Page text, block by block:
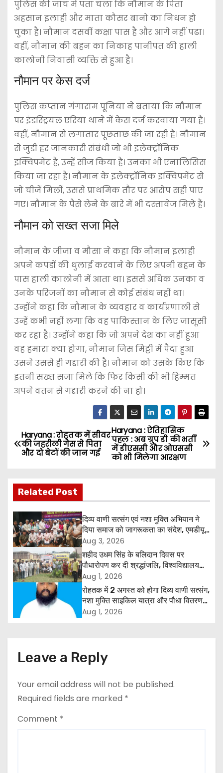
पुलिस की जांच में पता चला कि नौमान के पिता
अहसान इलाही और माता कौसर बानो का निधन हो
चुका है। नौमान दसवीं कक्षा पास है और आगे नहीं पढा।
वहीं, नौमान की बहन का निकाह पानीपत की हाली
कालोनी निवासी व्यक्ति से हुआ है।
नौमान पर केस दर्ज
पुलिस कप्तान गंगाराम पूनिया ने बताया कि नौमान
पर इंडस्ट्रियल एरिया थाने में केस दर्ज करवाया गया है।
वहीं, नौमान से लगातार पूछताछ की जा रही है। नौमान
से जुडी हर जानकारी संबंधी जो भी इलेक्ट्रॉनिक
इक्विपमेंट हैं, उन्हें सीज किया है। उनका भी एनालिसिस
किया जा रहा है। नौमान के इलेक्ट्रॉनिक इक्विपमेंट से
जो चीजें मिलीं, उससे प्राथमिक तौर पर आरोप सही पाए
गए। नौमान के पैसे लेने के बारे में भी दस्तावेज मिले हैं।
नौमान को सख्त सजा मिले
नौमान के जीजा व मौसा ने कहा कि नौमान इलाही
अपने कपडों की धुलाई करवाने के लिए अपनी बहन के
पास हाली कालोनी में आता था। इससे अधिक उनका व
उनके परिजनों का नौमान से कोई संबंध नहीं था।
उन्होंने कहा कि नौमान के व्यवहार व कार्यप्रणाली से
उन्हें कभी नहीं लगा कि वह पाकिस्तान के लिए जासूसी
कर रहा है। उन्होंने कहा कि जो अपने देश का नहीं हुआ
वह हमारा क्या होगा, नौमान जिस मिट्टी में पैदा हुआ
उसने उससे ही गद्दारी की है। नौमान को उसके किए कि
इतनी सख्त सजा मिले कि फिर किसी की भी हिम्मत
अपने वतन से गद्दारी करने की ना हो।
P
o
t
n
a
v
i
g
o
Haryana : ऐतिहासिक
पहल : अब ग्रुप डी की भर्ती
में डीएससी और ओएससी
को भी मिलेगा आरक्षण
Haryana : रोहतक में सीवर
की जहरीली गैस से पिता
और दो बेटों की जान गई
Related Post
दिव्य वाणी सत्संग एवं नशा मुक्ति अभियान ने
दिया समाज को जागरूकता का संदेश, एमडीयू
रोहतक में हजारों लोगों ने लिया संकल्प
Aug 3, 2026
शहीद उधम सिंह के बलिदान दिवस पर
पौधारोपण कर दी श्रद्धांजलि, विश्वविद्यालय
और राजपत्रित अवकाश बहाल करने की उठी
मांग
Aug 1, 2026
रोहतक में 2 अगस्त को होगा दिव्य वाणी सत्संग,
नशा मुक्ति साइकिल यात्रा और पौधा वितरण
कार्यक्रम
Aug 1, 2026
Leave a Reply
Your email address will not be published.
Required fields are marked *
Comment *